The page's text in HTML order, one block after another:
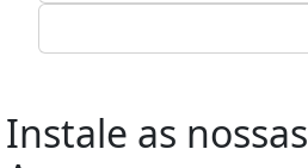
Instale as nossas